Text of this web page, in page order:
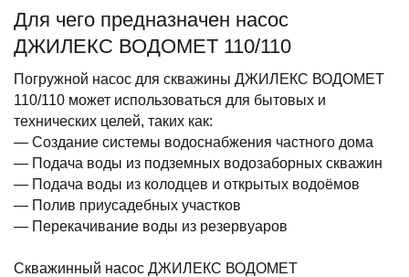
Для чего предназначен насос
ДЖИЛЕКС ВОДОМЕТ 110/110
Погружной насос для скважины ДЖИЛЕКС ВОДОМЕТ
110/110 может использоваться для бытовых и
технических целей, таких как:
— Создание системы водоснабжения частного дома
— Подача воды из подземных водозаборных скважин
— Подача воды из колодцев и открытых водоёмов
— Полив приусадебных участков
— Перекачивание воды из резервуаров
Скважинный насос ДЖИЛЕКС ВОДОМЕТ